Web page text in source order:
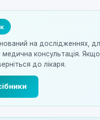
на дослідженнях,
медична консультація.
до лікаря.